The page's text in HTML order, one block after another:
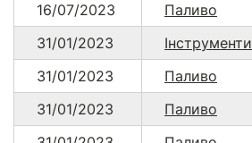
16/07/2023
Паливо
31/01/2023
Інструменти
31/01/2023
Паливо
31/01/2023
Паливо